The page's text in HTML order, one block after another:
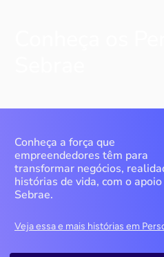
Conheça a força que
empreendedores têm para
transformar negócios,
histórias de vida, com o
Sebrae.
Veja essa e mais histórias em